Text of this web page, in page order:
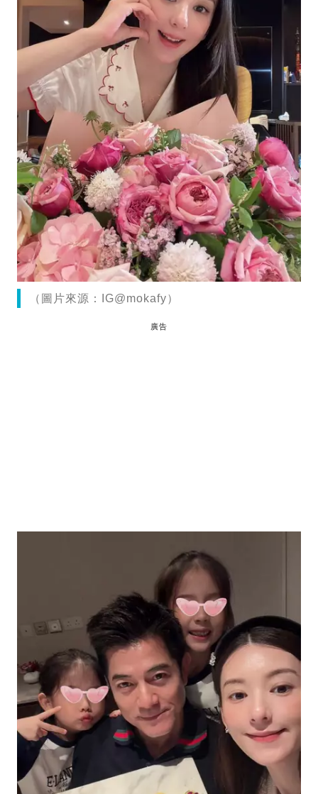
（圖片來源：IG@mokafy）
廣告